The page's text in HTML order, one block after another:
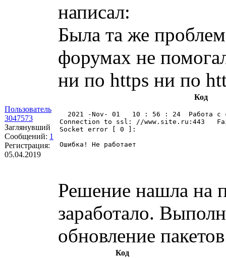
Пользователь
3047573
Заглянувший
Сообщений: 1
Регистрация:
05.04.2019
написал:
Была та же
форумах не
ни по https ни по
Код
2021 -Nov- 01   10 : 56 : 24  Работа с
Connection to ssl: //www.site.ru:443
Socket error [ 0 ]:
Ошибка! Не работает
Решение нашла на
заработало.
обновление
Код